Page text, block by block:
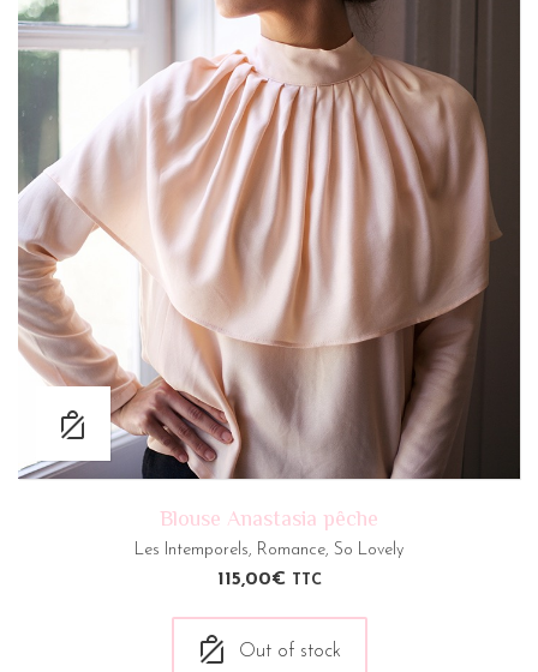
Blouse Anastasia pêche
Les Intemporels, Romance, So Lovely
115,00€ TTC
Out of stock